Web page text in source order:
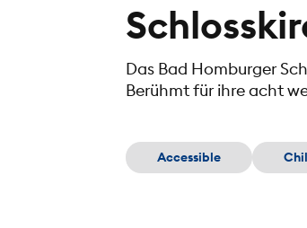
Das Bad Homburger
Berühmt für ihre acht
Accessible